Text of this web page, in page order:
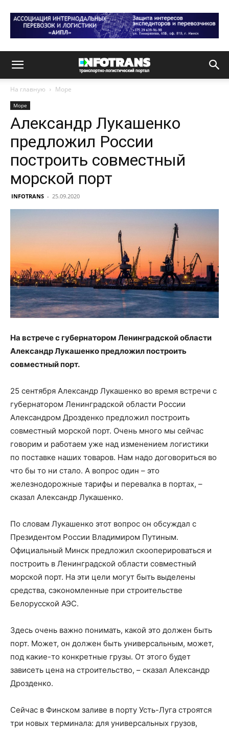
На главную Море
Море
Александр Лукашенко
предложил России
построить совместный
морской порт
INFOTRANS - 25.09.2020
На встрече с губернатором Ленинградской области
Александр Лукашенко предложил построить
совместный порт.
25 сентября Александр Лукашенко во время встречи с
губернатором Ленинградской области России
Александром Дрозденко предложил построить
совместный морской порт. Очень много мы сейчас
говорим и работаем уже над изменением логистики
по поставке наших товаров. Нам надо договориться во
что бы то ни стало. А вопрос один – это
железнодорожные тарифы и перевалка в портах, –
сказал Александр Лукашенко.
По словам Лукашенко этот вопрос он обсуждал с
Президентом России Владимиром Путиным.
Официальный Минск предложил скооперироваться и
построить в Ленинградской области совместный
морской порт. На эти цели могут быть выделены
средства, сэкономленные при строительстве
Белорусской АЭС.
Здесь очень важно понимать, какой это должен быть
порт. Может, он должен быть универсальным, может,
под какие-то конкретные грузы. От этого будет
зависеть цена на строительство, – сказал Александр
Дрозденко.
Сейчас в Финском заливе в порту Усть-Луга строятся
три новых терминала: для универсальных грузов,